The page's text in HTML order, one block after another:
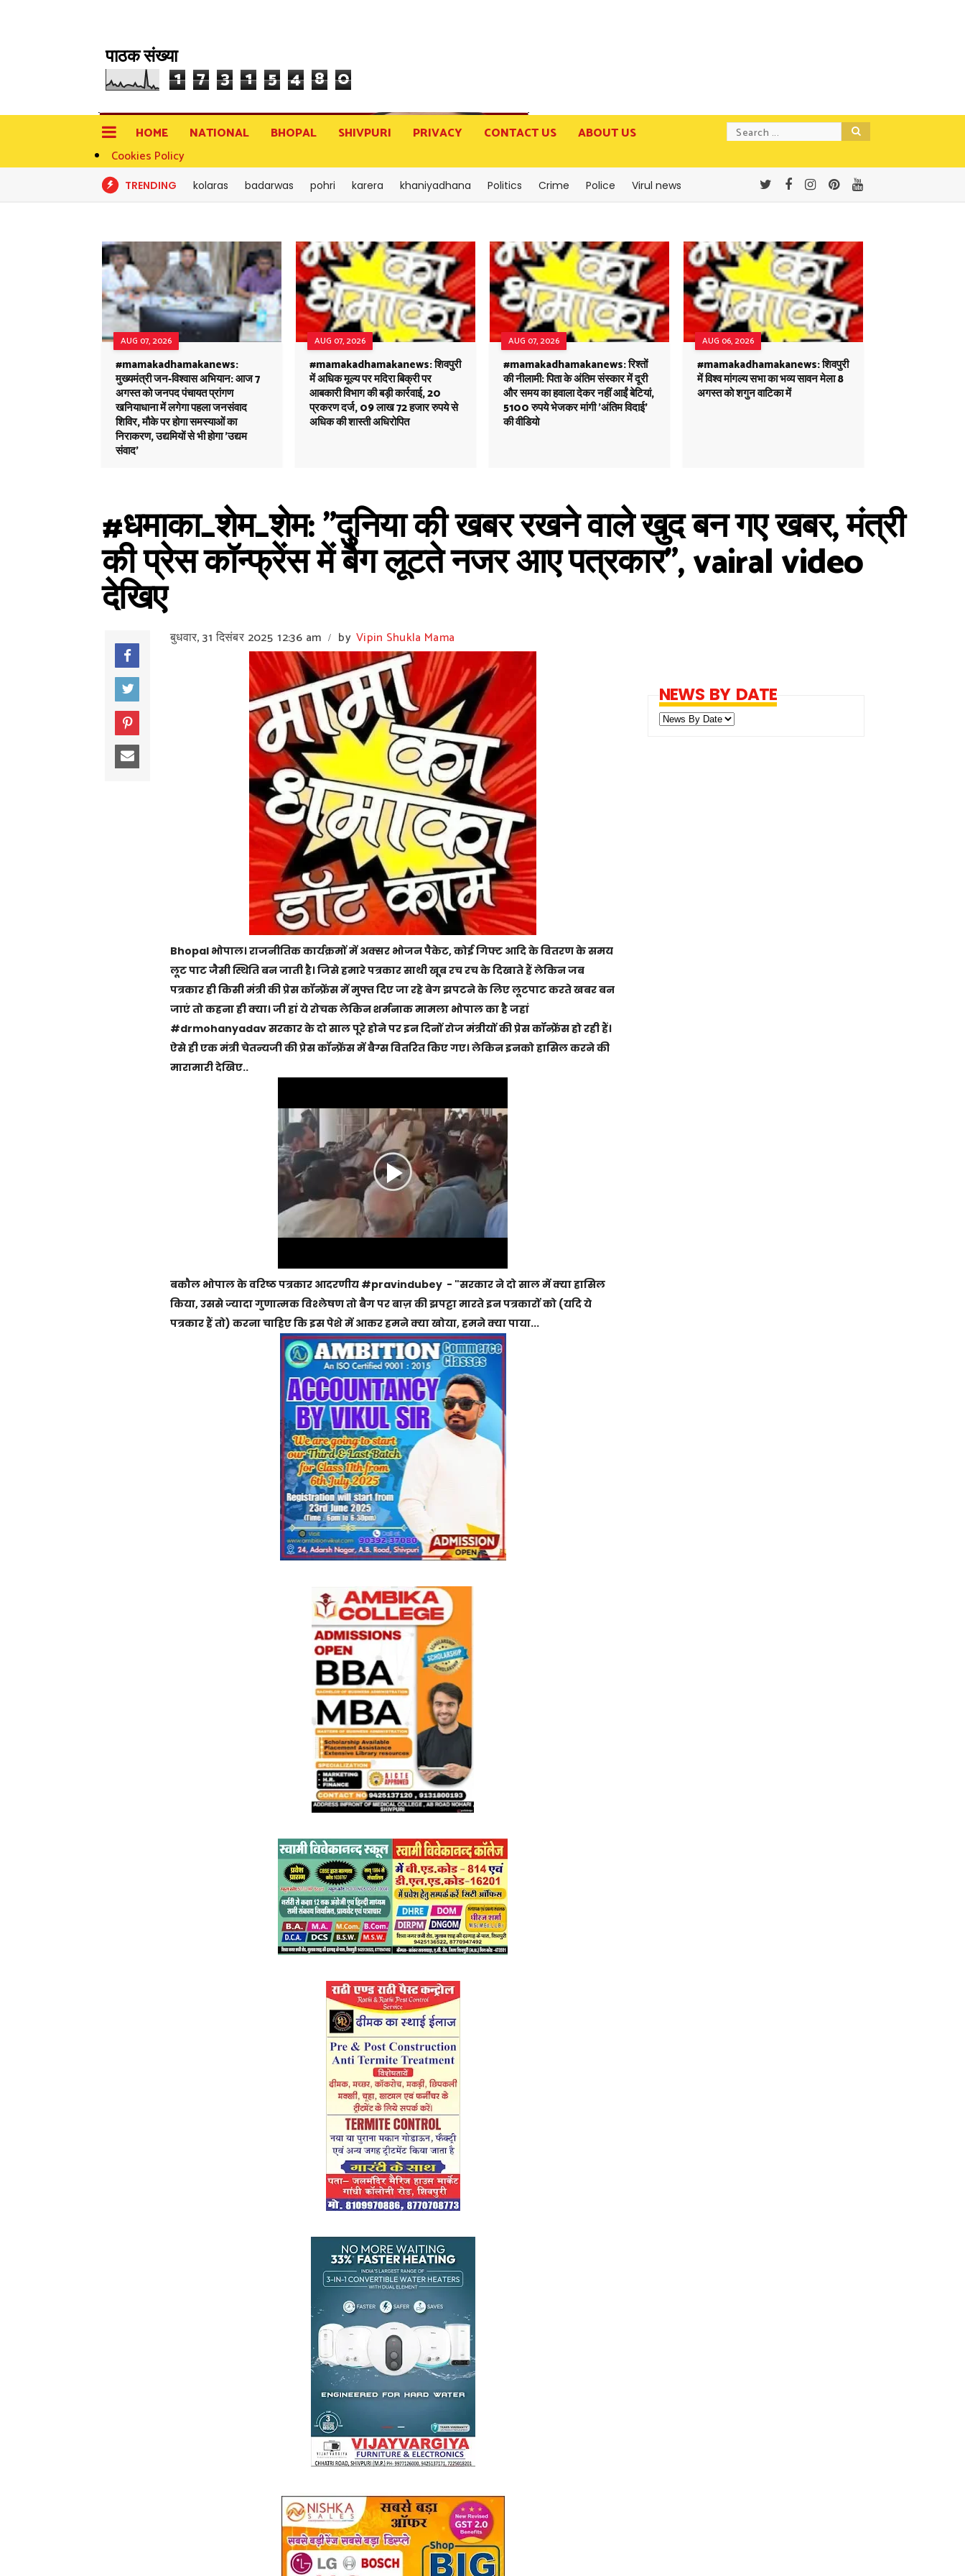
पाठक संख्या
1 7 3 1 5 4 8 0
HOME NATIONAL BHOPAL SHIVPURI PRIVACY CONTACT US
ABOUT US
Cookies Policy
TRENDING kolaras badarwas pohri karera khaniyadhana Politics Crime Police Virul news
AUG 07, 2026
#mamakadhamakanews:
मुख्यमंत्री जन-विश्वास अभियान: आज 7
अगस्त को जनपद पंचायत प्रांगण
खनियाधाना में लगेगा पहला जनसंवाद
शिविर, मौके पर होगा समस्याओं का
निराकरण, उद्यमियों से भी होगा 'उद्यम
संवाद'
AUG 07, 2026
#mamakadhamakanews: शिवपुरी
में अधिक मूल्य पर मदिरा बिक्री पर
आबकारी विभाग की बड़ी कार्रवाई, 20
प्रकरण दर्ज, 09 लाख 72 हजार रुपये से
अधिक की शास्ती अधिरोपित
AUG 07, 2026
#mamakadhamakanews: रिश्तों
की नीलामी: पिता के अंतिम संस्कार में दूरी
और समय का हवाला देकर नहीं आईं बेटियां,
5100 रुपये भेजकर मांगी 'अंतिम विदाई'
की वीडियो
AUG 06, 2026
#mamakadhamakanews: शिवपुरी
में विश्व मांगल्य सभा का भव्य सावन मेला 8
अगस्त को शगुन वाटिका में
#धमाका_शेम_शेम: "दुनिया की खबर रखने वाले खुद बन गए खबर, मंत्री
की प्रेस कॉन्फ्रेंस में बैग लूटते नजर आए पत्रकार", vairal video
देखिए
बुधवार, 31 दिसंबर 2025 12:36 am / by Vipin Shukla Mama
Bhopal भोपाल। राजनीतिक कार्यक्रमों में अक्सर भोजन पैकेट, कोई गिफ्ट आदि के वितरण के समय
लूट पाट जैसी स्थिति बन जाती है। जिसे हमारे पत्रकार साथी खूब रच रच के दिखाते हैं लेकिन जब
पत्रकार ही किसी मंत्री की प्रेस कॉन्फ्रेंस में मुफ्त दिए जा रहे बेग झपटने के लिए लूटपाट करते खबर बन
जाएं तो कहना ही क्या। जी हां ये रोचक लेकिन शर्मनाक मामला भोपाल का है जहां
#drmohanyadav सरकार के दो साल पूरे होने पर इन दिनों रोज मंत्रीयों की प्रेस कॉन्फ्रेंस हो रही हैं।
ऐसे ही एक मंत्री चेतन्यजी की प्रेस कॉन्फ्रेंस में बैग्स वितरित किए गए। लेकिन इनको हासिल करने की
मारामारी देखिए..
बकौल भोपाल के वरिष्ठ पत्रकार आदरणीय #pravindubey - "सरकार ने दो साल में क्या हासिल
किया, उससे ज्यादा गुणात्मक विश्लेषण तो बैग पर बाज़ की झपट्टा मारते इन पत्रकारों को (यदि ये
पत्रकार हैं तो) करना चाहिए कि इस पेशे में आकर हमने क्या खोया, हमने क्या पाया...
NEWS BY DATE